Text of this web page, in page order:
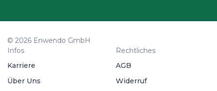
© 2026 Enwendo GmbH
Infos
Karriere
Über Uns
Rechtliches
AGB
Widerruf